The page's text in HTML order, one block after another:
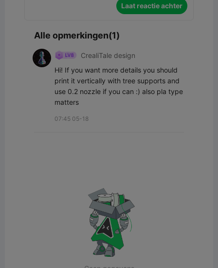
Laat reactie achter
Alle opmerkingen(1)
CrealiTale design
Hi! If you want more details you should
print it vertically with tree supports and
use 0.2 nozzle if you can :) also pla type
matters
07:45 05-18